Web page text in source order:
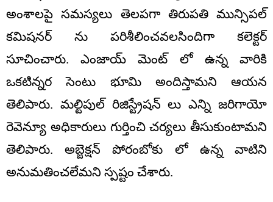
అంశాలపై సమస్యలు తెలపగా తిరుపతి మున్సిపల్
కమిషనర్ ను పరిశీలించవలసిందిగా కలెక్టర్
సూచించారు. ఎంజాయ్ మెంట్ లో ఉన్న వారికి
ఒకటిన్నర సెంటు భూమి అందిస్తామని ఆయన
తెలిపారు. మల్టిపుల్ రిజిస్ట్రేషన్ లు ఎన్ని జరిగాయో
రెవెన్యూ అధికారులు గుర్తించి చర్యలు తీసుకుంటామని
తెలిపారు. అబ్జెక్షన్ పోరంబోకు లో ఉన్న వాటిని
అనుమతించలేమని స్పష్టం చేశారు.